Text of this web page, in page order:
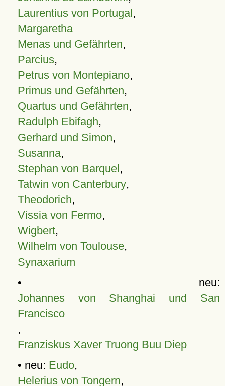
Laurentius von Portugal,
Margaretha
Menas und Gefährten,
Parcius,
Petrus von Montepiano,
Primus und Gefährten,
Quartus und Gefährten,
Radulph Ebifagh,
Gerhard und Simon,
Susanna,
Stephan von Barquel,
Tatwin von Canterbury,
Theodorich,
Vissia von Fermo,
Wigbert,
Wilhelm von Toulouse,
Synaxarium
• neu:
Johannes von Shanghai und San
Francisco
,
Franziskus Xaver Truong Buu Diep
• neu: Eudo,
Helerius von Tongern,